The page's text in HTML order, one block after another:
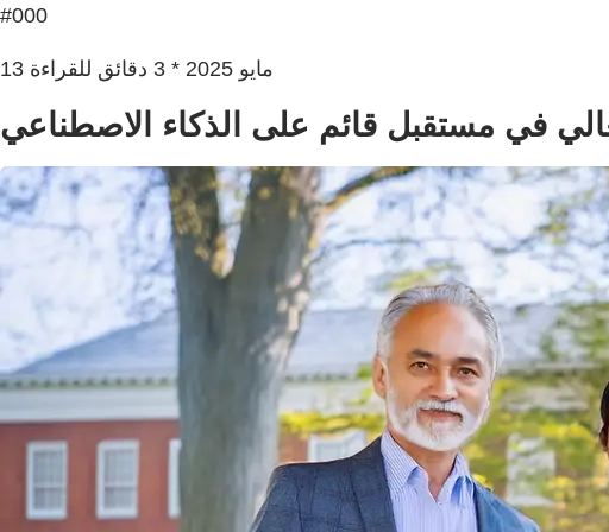
#000
13 مايو 2025 * 3 دقائق للقراءة
في مستقبل قائم على الذكاء الاصطناعي